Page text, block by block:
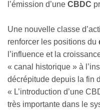
l’émission d’une CBDC
Une nouvelle classe
renforcer les positions du
l’influence et la
« canal historique » à
décrépitude depuis la fin
« L’introduction d’une
très importante dans le